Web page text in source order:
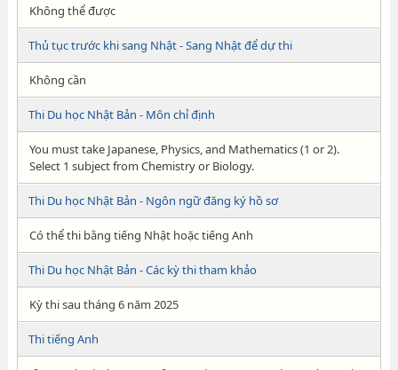
Không thể được
Thủ tục trước khi sang Nhật - Sang Nhật để dự thi
Không cần
Thi Du học Nhật Bản - Môn chỉ định
You must take Japanese, Physics, and Mathematics (1 or 2).
Select 1 subject from Chemistry or Biology.
Thi Du học Nhật Bản - Ngôn ngữ đăng ký hồ sơ
Có thể thi bằng tiếng Nhật hoặc tiếng Anh
Thi Du học Nhật Bản - Các kỳ thi tham khảo
Kỳ thi sau tháng 6 năm 2025
Thi tiếng Anh